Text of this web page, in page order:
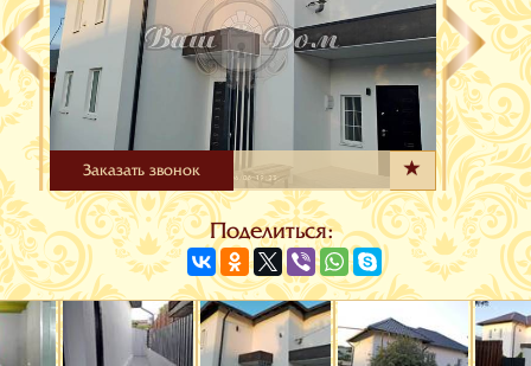
Заказать звонок
Поделиться: